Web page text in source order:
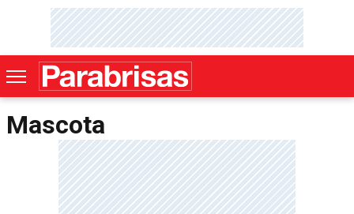
Mascota